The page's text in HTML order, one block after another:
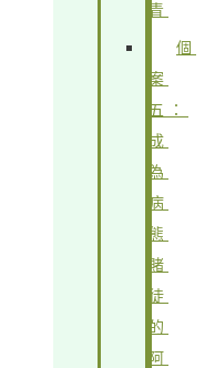
青
個
案
五：
成
為
病
態
賭
徒
的
阿